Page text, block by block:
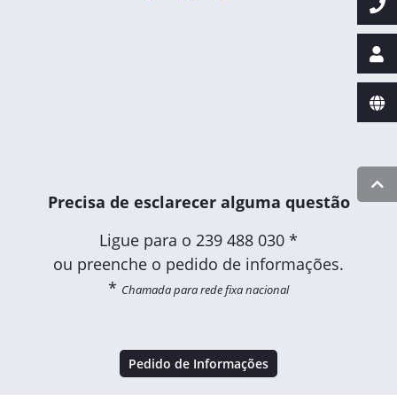
Precisa de esclarecer alguma questão
Ligue para o 239 488 030 *
ou preenche o pedido de informações.
* Chamada para rede fixa nacional
Pedido de Informações